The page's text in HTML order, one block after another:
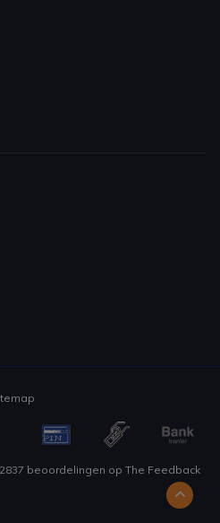
2837 beoordelingen op The Feedback